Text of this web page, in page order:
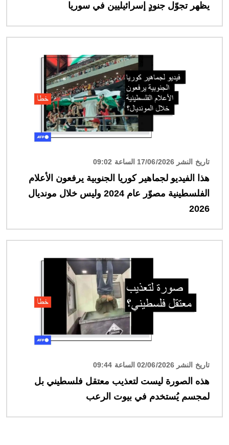
يظهر تجوّل جنودٍ إسرائيليين في سوريا
تاريخ النشر 17/06/2026 الساعة 09:02
هذا الفيديو لجماهير كوريا الجنوبية يرفعون الأعلام
الفلسطينية مصوّر عام 2024 وليس خلال مونديال
2026
تاريخ النشر 02/06/2026 الساعة 09:44
هذه الصورة ليست لتعذيب معتقل فلسطيني بل
لمجسم يُستخدم في بيوت الرعب